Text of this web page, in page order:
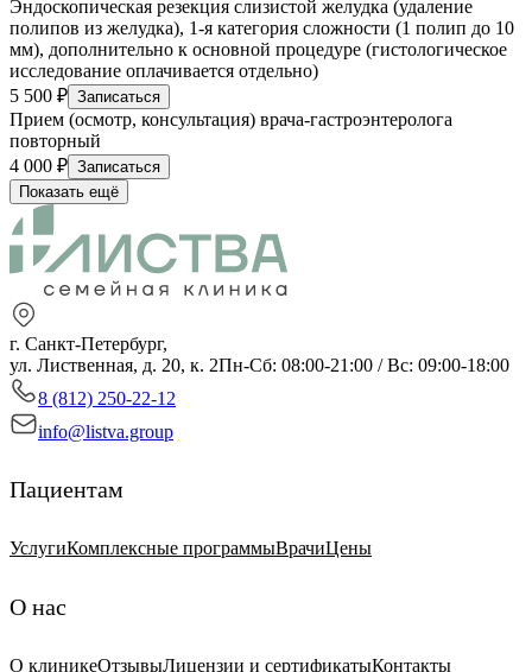
Эндоскопическая резекция слизистой желудка (удаление
полипов из желудка), 1-я категория сложности (1 полип до 10
мм), дополнительно к основной процедуре (гистологическое
исследование оплачивается отдельно)
5 500 ₽ Записаться
Прием (осмотр, консультация) врача-гастроэнтеролога
повторный
4 000 ₽ Записаться
Показать ещё
г. Санкт-Петербург,
ул. Лиственная, д. 20, к. 2Пн-Сб: 08:00-21:00 / Вс: 09:00-18:00
8 (812) 250-22-12
info@listva.group
Пациентам
УслугиКомплексные программыВрачиЦены
О нас
О клиникеОтзывыЛицензии и сертификатыКонтакты